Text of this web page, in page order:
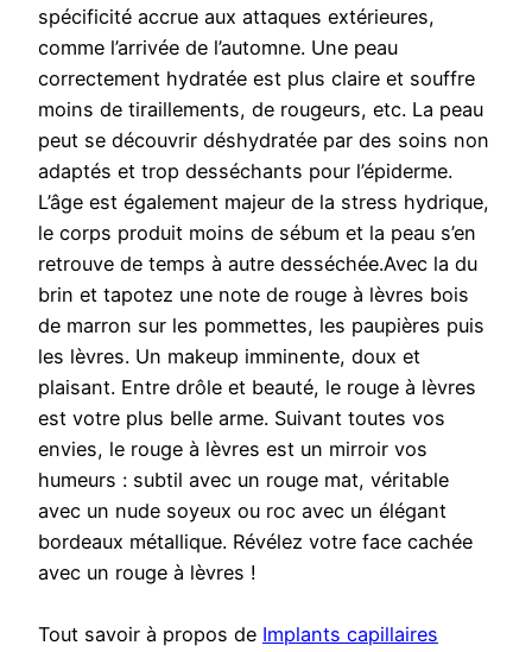
spécificité accrue aux attaques extérieures,
comme l’arrivée de l’automne. Une peau
correctement hydratée est plus claire et souffre
moins de tiraillements, de rougeurs, etc. La peau
peut se découvrir déshydratée par des soins non
adaptés et trop desséchants pour l’épiderme.
L’âge est également majeur de la stress hydrique,
le corps produit moins de sébum et la peau s’en
retrouve de temps à autre desséchée.Avec la du
brin et tapotez une note de rouge à lèvres bois
de marron sur les pommettes, les paupières puis
les lèvres. Un makeup imminente, doux et
plaisant. Entre drôle et beauté, le rouge à lèvres
est votre plus belle arme. Suivant toutes vos
envies, le rouge à lèvres est un mirroir vos
humeurs : subtil avec un rouge mat, véritable
avec un nude soyeux ou roc avec un élégant
bordeaux métallique. Révélez votre face cachée
avec un rouge à lèvres !
Tout savoir à propos de Implants capillaires